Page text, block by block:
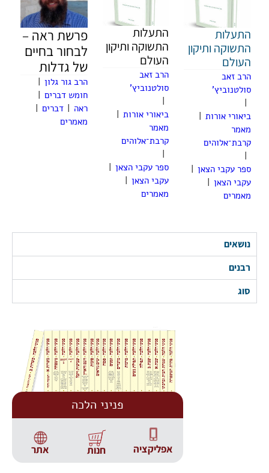
נושאים
רבנים
סוג
פניני הלכה
אתר חנות אפליקציה
התעלות
התשוקה ותיקון
העולם
הרב זאב
סולטנוביץ'
ביאורי אורות |
מאמר
קרבת־אלוהים
ספר עקבי הצאן |
עקבי הצאן |
מאמרים
התעלות
התשוקה ותיקון
העולם
הרב זאב
סולטנוביץ'
ביאורי אורות |
מאמר
קרבת־אלוהים
ספר עקבי הצאן |
עקבי הצאן |
מאמרים
פרשת ראה –
לבחור בחיים
של גדלות
הרב גור גלון |
חומש דברים |
ראה | דברים |
מאמרים